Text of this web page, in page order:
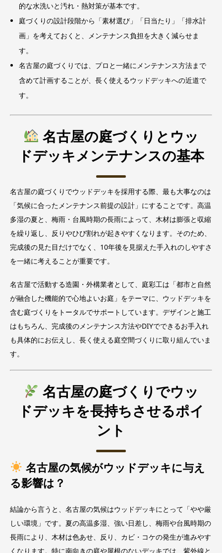
的な水洗いと汚れ・熱対策が基本です。
庭づくりの設計段階から「素材選び」「日当たり」「排水計
画」を考えておくと、メンテナンス負担を大きく減らせま
す。
名古屋の庭づくりでは、プロと一緒にメンテナンス方法まで
含めて計画することが、長く使えるウッドデッキへの近道で
す。
名古屋の庭づくりとウッ
ドデッキメンテナンスの基本
名古屋の庭づくりでウッドデッキを採用する際、最も大事なのは
「気候に合ったメンテナンス前提の設計」にすることです。高温
多湿の夏と、梅雨・台風時期の長雨によって、木材は膨張と収縮
を繰り返し、反りやひび割れが起きやすくなります。そのため、
完成後の見た目だけでなく、10年後を見据えた手入れのしやすさ
を一緒に考えることが重要です。
名古屋で活動する造園・外構業者として、庭彩工は「都市と自然
が融合した機能的で心地よいお庭」をテーマに、ウッドデッキを
含む庭づくりをトータルでサポートしています。デザインと施工
はもちろん、完成後のメンテナンス方法やDIYでできるお手入れ
も具体的にお伝えし、長く使える庭空間づくりに取り組んでいま
す。
名古屋の庭づくりでウッ
ドデッキを長持ちさせるポイ
ント
名古屋の気候がウッドデッキに与え
る影響は？
結論から言うと、名古屋の気候はウッドデッキにとって「やや厳
しい環境」です。夏の高温多湿、強い日差し、梅雨や台風時期の
長雨により、木材は色あせ、反り、カビ・コケの発生が進みやす
くなります。特に南向きの庭や屋根のないデッキでは、紫外線と